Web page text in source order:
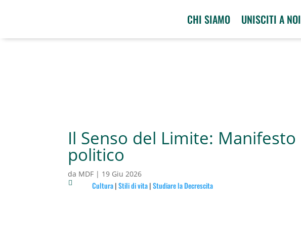
CHI SIAMO UNISCITI A NOI
Il Senso del Limite: Manifesto
politico
da MDF | 19 Giu 2026
 Cultura|Stili di vita|Studiare la Decrescita